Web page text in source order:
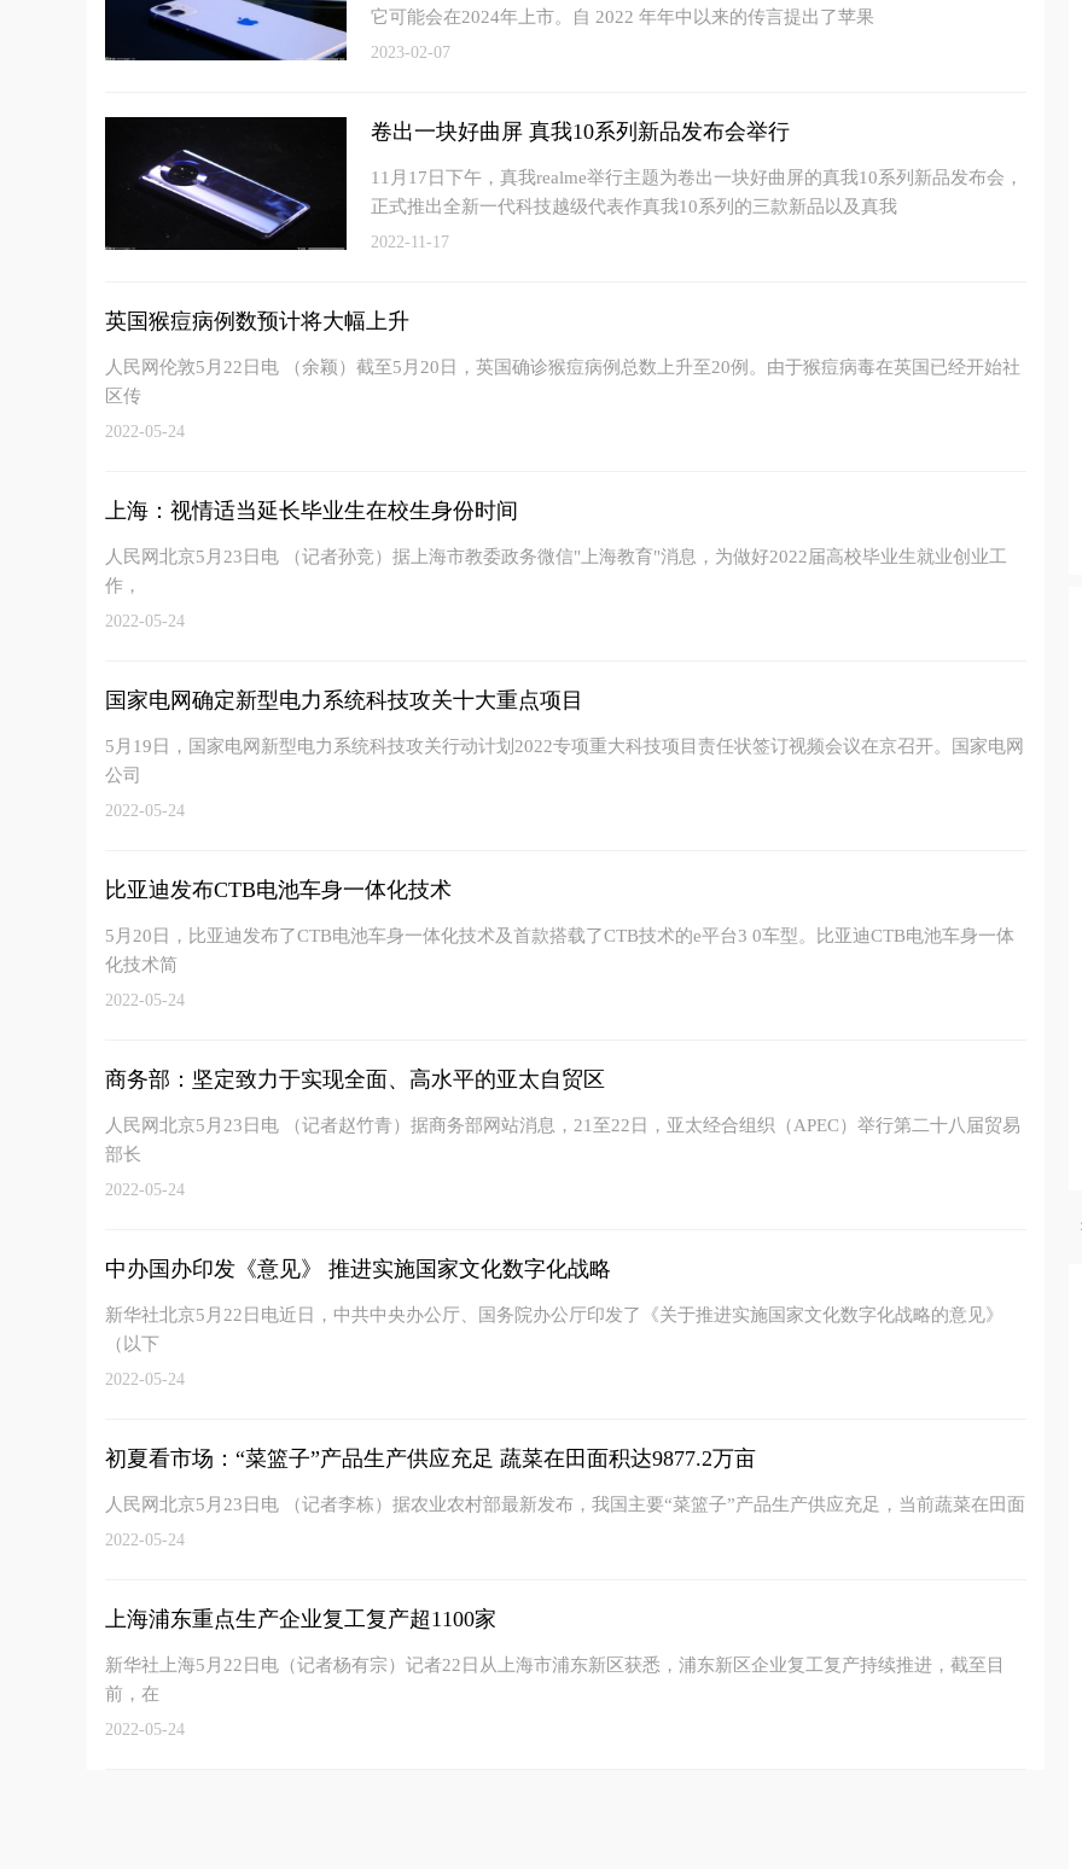
它可能会在2024年上市。自 2022 年年中以来的传言提出了苹果
2023-02-07
卷出一块好曲屏 真我10系列新品发布会举行
11月17日下午，真我realme举行主题为卷出一块好曲屏的真我10系列新品发布会，
正式推出全新一代科技越级代表作真我10系列的三款新品以及真我
2022-11-17
英国猴痘病例数预计将大幅上升
人民网伦敦5月22日电 （余颖）截至5月20日，英国确诊猴痘病例总数上升至20例。由于猴痘病毒在英国已经开始社
区传
2022-05-24
上海：视情适当延长毕业生在校生身份时间
人民网北京5月23日电 （记者孙竞）据上海市教委政务微信"上海教育"消息，为做好2022届高校毕业生就业创业工
作，
2022-05-24
国家电网确定新型电力系统科技攻关十大重点项目
5月19日，国家电网新型电力系统科技攻关行动计划2022专项重大科技项目责任状签订视频会议在京召开。国家电网
公司
2022-05-24
比亚迪发布CTB电池车身一体化技术
5月20日，比亚迪发布了CTB电池车身一体化技术及首款搭载了CTB技术的e平台3 0车型。比亚迪CTB电池车身一体
化技术简
2022-05-24
商务部：坚定致力于实现全面、高水平的亚太自贸区
人民网北京5月23日电 （记者赵竹青）据商务部网站消息，21至22日，亚太经合组织（APEC）举行第二十八届贸易
部长
2022-05-24
中办国办印发《意见》 推进实施国家文化数字化战略
新华社北京5月22日电近日，中共中央办公厅、国务院办公厅印发了《关于推进实施国家文化数字化战略的意见》
（以下
2022-05-24
初夏看市场：“菜篮子”产品生产供应充足 蔬菜在田面积达9877.2万亩
人民网北京5月23日电 （记者李栋）据农业农村部最新发布，我国主要“菜篮子”产品生产供应充足，当前蔬菜在田面
2022-05-24
上海浦东重点生产企业复工复产超1100家
新华社上海5月22日电（记者杨有宗）记者22日从上海市浦东新区获悉，浦东新区企业复工复产持续推进，截至目
前，在
2022-05-24